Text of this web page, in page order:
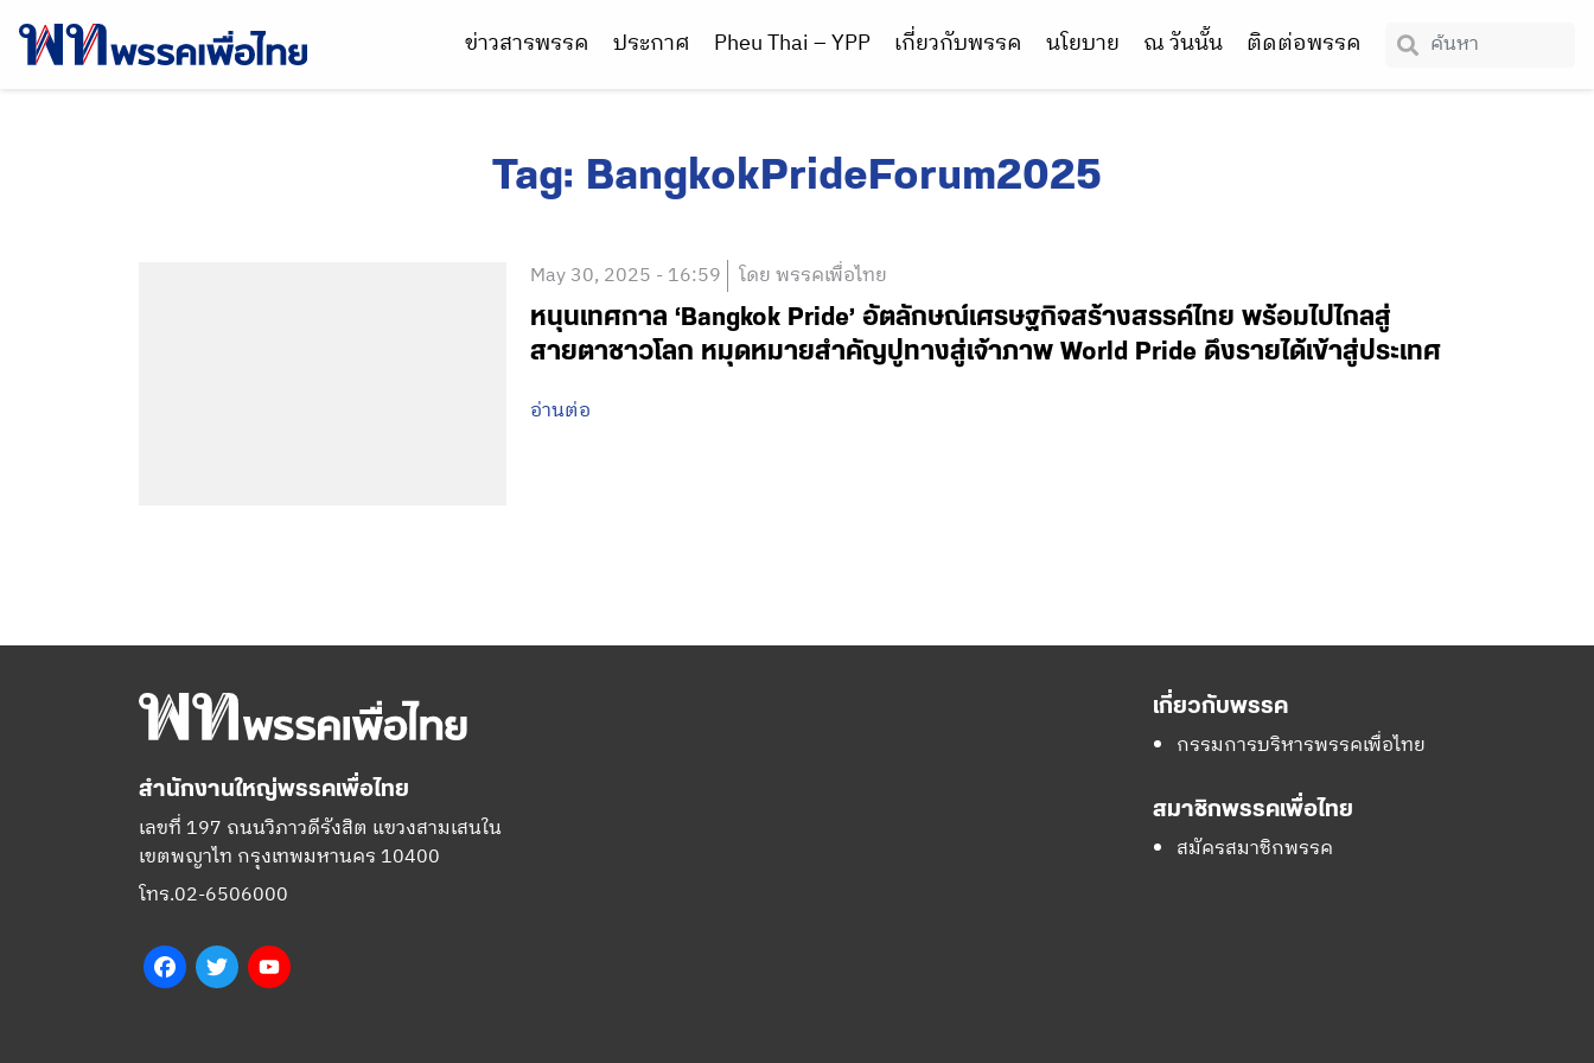
ข่าวสารพรรค ประกาศ Pheu Thai – YPP เกี่ยวกับพรรค นโยบาย ณ วันนั้น ติดต่อพรรค
Tag: BangkokPrideForum2025
May 30, 2025 - 16:59 โดย พรรคเพื่อไทย
หนุนเทศกาล ‘Bangkok Pride’ อัตลักษณ์เศรษฐกิจสร้างสรรค์ไทย พร้อมไปไกลสู่
สายตาชาวโลก หมุดหมายสำคัญปูทางสู่เจ้าภาพ World Pride ดึงรายได้เข้าสู่ประเทศ
อ่านต่อ
สำนักงานใหญ่พรรคเพื่อไทย
เลขที่ 197 ถนนวิภาวดีรังสิต แขวงสามเสนใน
เขตพญาไท กรุงเทพมหานคร 10400
โทร.02-6506000
FacebookTwitter
เกี่ยวกับพรรค
กรรมการบริหารพรรคเพื่อไทย
สมาชิกพรรคเพื่อไทย
สมัครสมาชิกพรรค